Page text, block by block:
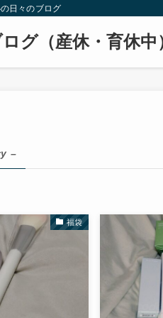
日々のブログ
グ（産休・育休中
–
福袋